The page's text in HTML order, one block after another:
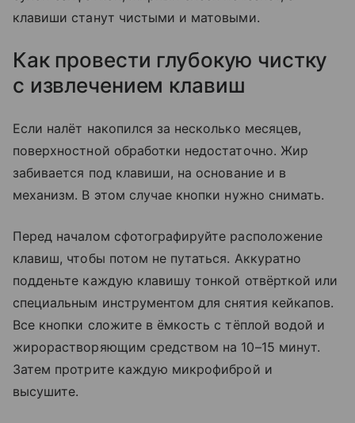
клавиши станут чистыми и матовыми.
Как провести глубокую чистку
с извлечением клавиш
Если налёт накопился за несколько месяцев,
поверхностной обработки недостаточно. Жир
забивается под клавиши, на основание и в
механизм. В этом случае кнопки нужно снимать.
Перед началом сфотографируйте расположение
клавиш, чтобы потом не путаться. Аккуратно
подденьте каждую клавишу тонкой отвёрткой или
специальным инструментом для снятия кейкапов.
Все кнопки сложите в ёмкость с тёплой водой и
жирорастворяющим средством на 10–15 минут.
Затем протрите каждую микрофиброй и
высушите.